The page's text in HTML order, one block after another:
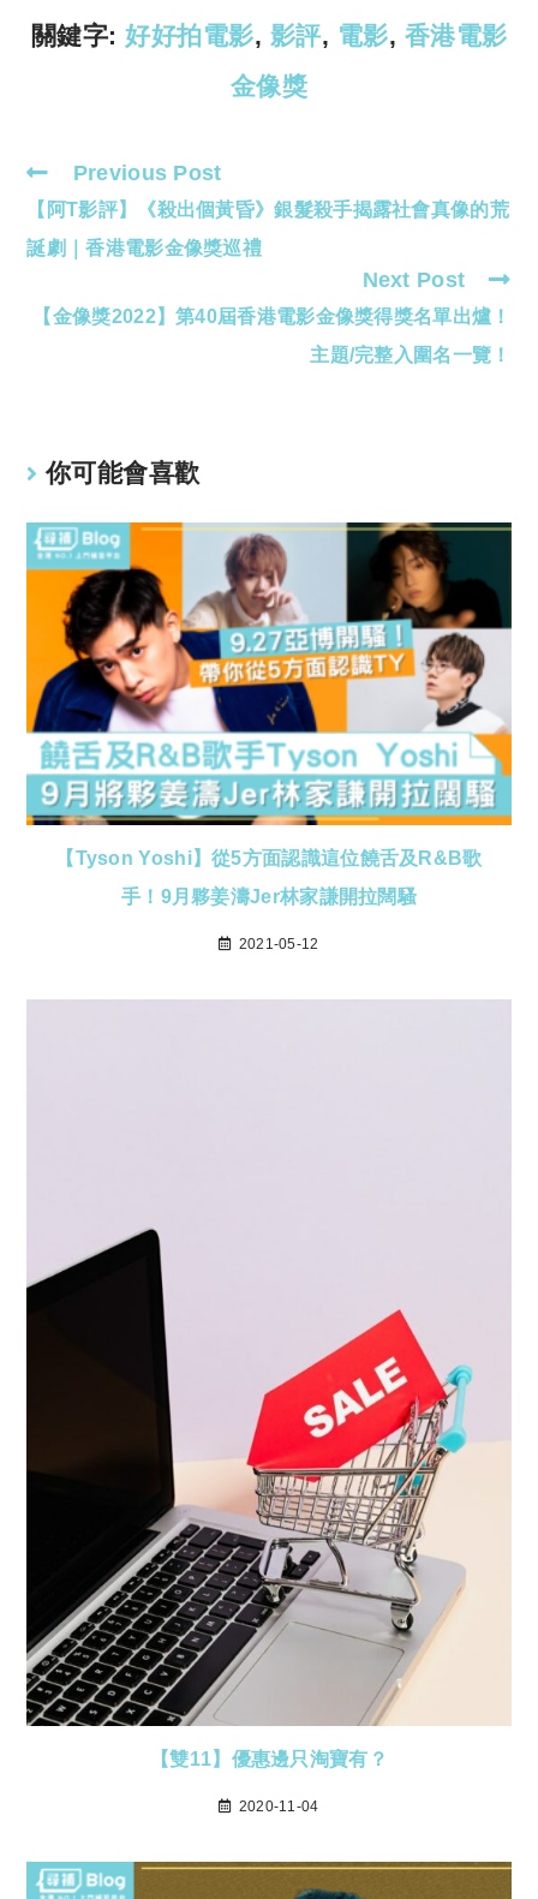
k
p
關鍵字: 好好拍電影, 影評, 電影, 香港電影
金像獎
Read
more
articles
Previous Post
【阿T影評】《殺出個黃昏》銀髮殺手揭露社會真像的荒
誕劇｜香港電影金像獎巡禮
Next Post
【金像獎2022】第40屆香港電影金像獎得獎名單出爐！
主題/完整入圍名一覽！
你可能會喜歡
【Tyson Yoshi】從5方面認識這位饒舌及R&B歌
手！9月夥姜濤Jer林家謙開拉闊騷
2021-05-12
【雙11】優惠邊只淘寶有？
2020-11-04